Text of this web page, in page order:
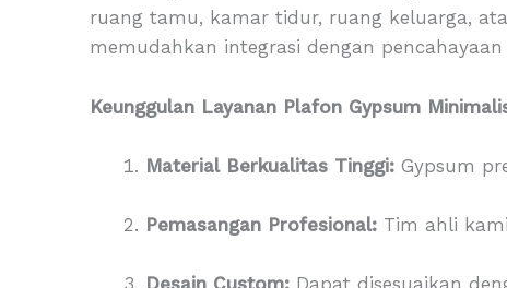
ruang tamu, kamar tidur, ruang keluarga,
memudahkan integrasi dengan
Keunggulan Layanan Plafon Gypsum
Material Berkualitas Tinggi: Gypsum
Pemasangan Profesional: Tim ahli